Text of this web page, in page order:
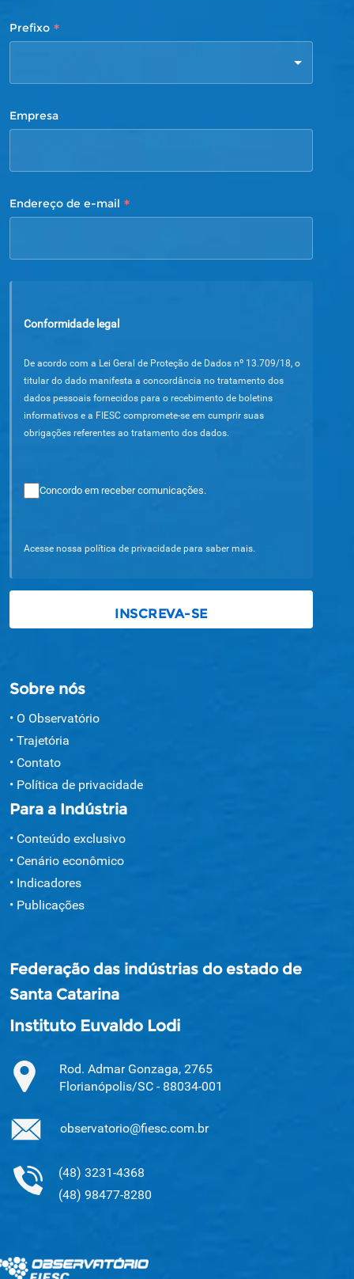
Prefixo *
Empresa
Endereço de e-mail *
Conformidade legal
De acordo com a Lei Geral de Proteção de Dados nº 13.709/18, o
titular do dado manifesta a concordância no tratamento dos
dados pessoais fornecidos para o recebimento de boletins
informativos e a FIESC compromete-se em cumprir suas
obrigações referentes ao tratamento dos dados.
Concordo em receber comunicações.
Acesse nossa política de privacidade para saber mais.
Sobre nós
O Observatório
Trajetória
Contato
Política de privacidade
Para a Indústria
Conteúdo exclusivo
Cenário econômico
Indicadores
Publicações
Federação das indústrias do estado de
Santa Catarina
Instituto Euvaldo Lodi
Rod. Admar Gonzaga, 2765
Florianópolis/SC - 88034-001
observatorio@fiesc.com.br
(48) 3231-4368
(48) 98477-8280
.